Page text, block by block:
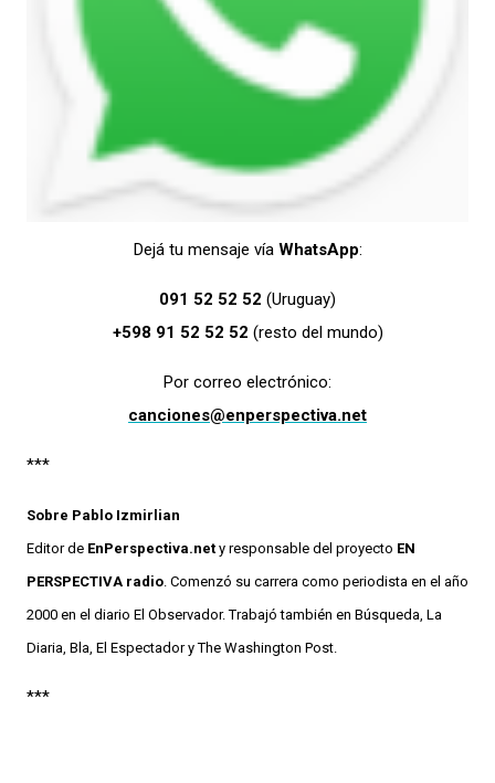
Dejá tu mensaje vía WhatsApp:
091 52 52 52 (Uruguay)
+598 91 52 52 52 (resto del mundo)
Por correo electrónico:
canciones@enperspectiva.net
***
Sobre Pablo Izmirlian
Editor de EnPerspectiva.net y responsable del proyecto EN
PERSPECTIVA radio. Comenzó su carrera como periodista en el año
2000 en el diario El Observador. Trabajó también en Búsqueda, La
Diaria, Bla, El Espectador y The Washington Post.
***